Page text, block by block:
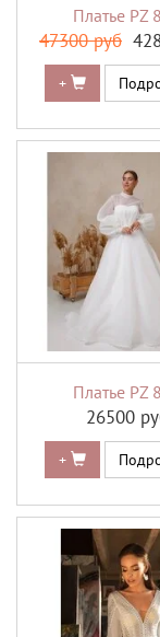
Платье PZ
47300 руб
+
Платье PZ
26500
+